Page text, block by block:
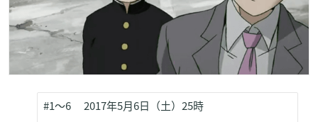
#1～6 2017年5月6日（土）25時